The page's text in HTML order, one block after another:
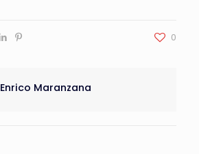
0
Enrico Maranzana